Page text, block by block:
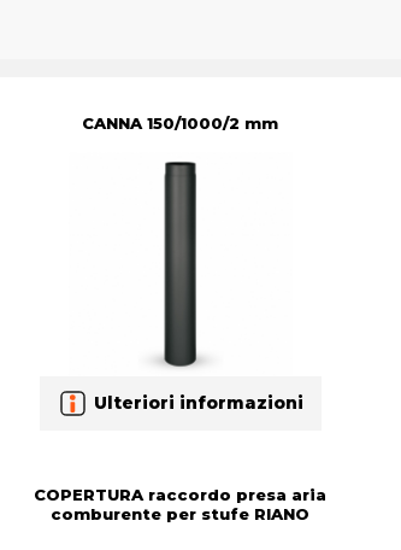
CANNA 150/1000/2 mm
Ulteriori informazioni
COPERTURA raccordo presa aria
comburente per stufe RIANO